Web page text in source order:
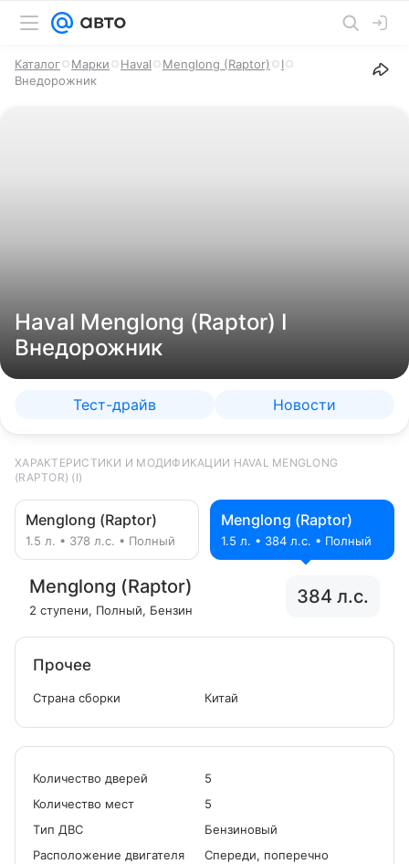
Каталог Марки Haval Menglong (Raptor)
I
Внедорожник
Haval Menglong (Raptor) I
Внедорожник
Тест-драйв Новости
ХАРАКТЕРИСТИКИ И МОДИФИКАЦИИ HAVAL MENGLONG
(RAPTOR) (I)
Menglong (Raptor)
1.5 л. • 378 л.с. • Полный
Menglong (Raptor)
1.5 л. • 384 л.с. • Полный
Menglong (Raptor)
2 ступени, Полный, Бензин
384 л.с.
Прочее
Страна сборки Китай
Количество дверей
5
Количество мест
5
Tип ДВС
Бензиновый
Расположение двигателя
Спереди, поперечно